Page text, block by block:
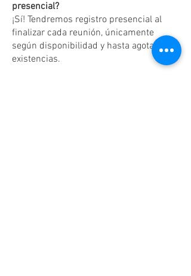
presencial?
¡Sí! Tendremos registro presencial al
finalizar cada reunión, únicamente
según disponibilidad y hasta agotar
existencias.